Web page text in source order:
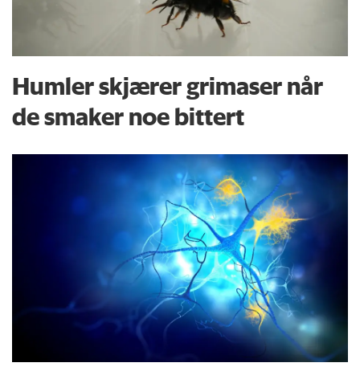
Humler skjærer grimaser når
de smaker noe bittert